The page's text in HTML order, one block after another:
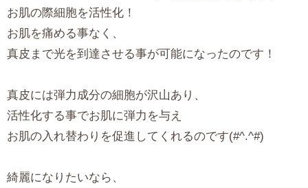
お肌の際細胞を活性化！
お肌を痛める事なく、
真皮まで光を到達させる事が可能になったのです！
真皮には弾力成分の細胞が沢山あり、
活性化する事でお肌に弾力を与え
お肌の入れ替わりを促進してくれるのです(#^.^#)
綺麗になりたいなら、